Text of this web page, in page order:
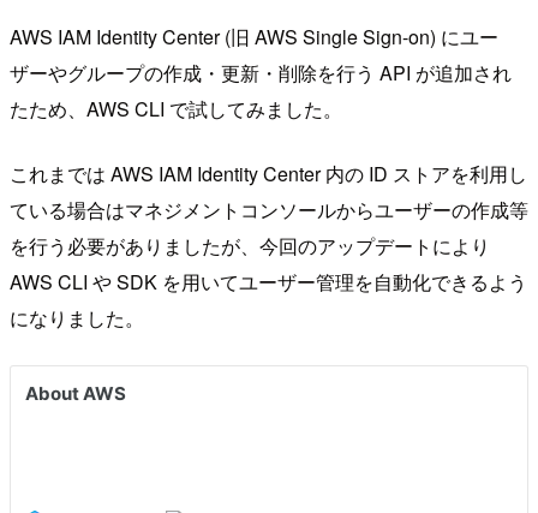
AWS IAM Identity Center (旧 AWS Single Sign-on) にユー
ザーやグループの作成・更新・削除を行う API が追加され
たため、AWS CLI で試してみました。
これまでは AWS IAM Identity Center 内の ID ストアを利用し
ている場合はマネジメントコンソールからユーザーの作成等
を行う必要がありましたが、今回のアップデートにより
AWS CLI や SDK を用いてユーザー管理を自動化できるよう
になりました。